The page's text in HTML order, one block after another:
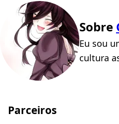
Sobre
Eu sou
cultura
Parceiros